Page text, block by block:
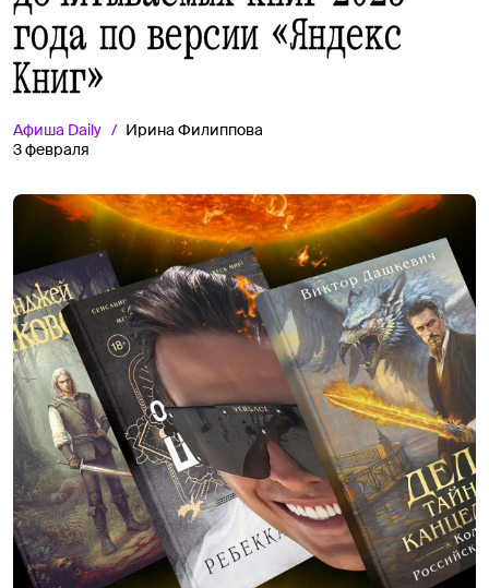
года по версии «Яндекс
Книг»
Афиша Daily
Ирина Филиппова
3 февраля